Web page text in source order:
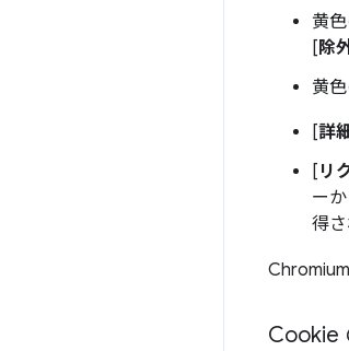
黄
[除
黄
[詳
[ リ
ー
得さ
Cookie